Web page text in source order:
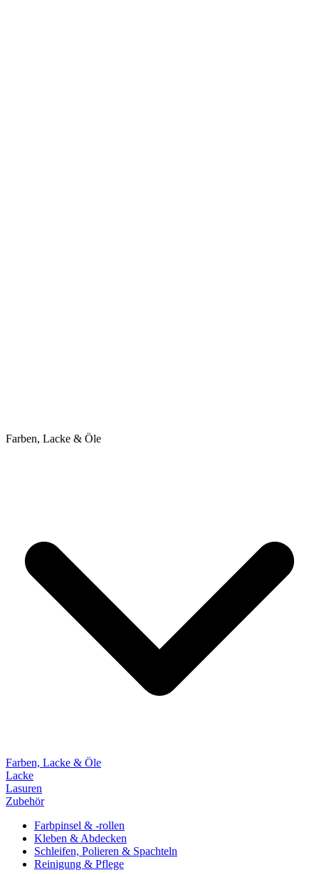
Farben, Lacke & Öle
Farben, Lacke & Öle
Lacke
Lasuren
Zubehör
Farbpinsel & -rollen
Kleben & Abdecken
Schleifen, Polieren & Spachteln
Reinigung & Pflege